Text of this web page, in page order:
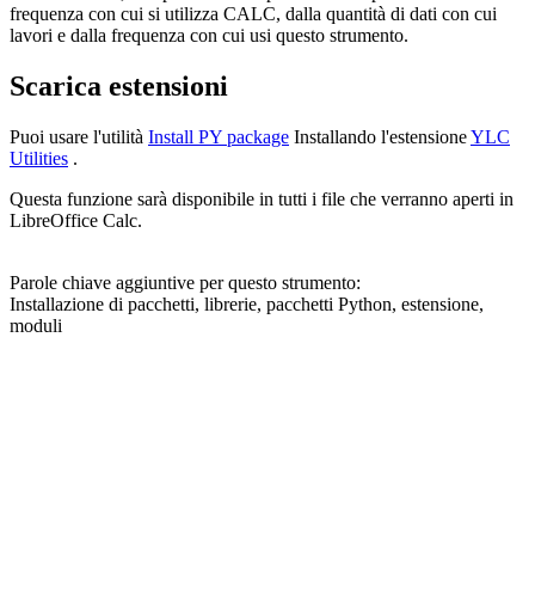
frequenza con cui si utilizza CALC, dalla quantità di dati con cui
lavori e dalla frequenza con cui usi questo strumento.
Scarica estensioni
Puoi usare l'utilità Install PY package Installando l'estensioneYLC
Utilities .
Questa funzione sarà disponibile in tutti i file che verranno aperti in
LibreOffice Calc.
Parole chiave aggiuntive per questo strumento:
Installazione di pacchetti, librerie, pacchetti Python, estensione,
moduli